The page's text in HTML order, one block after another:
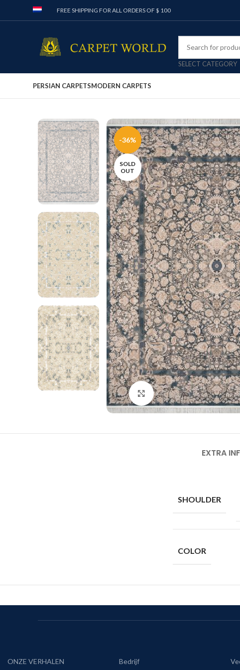
FREE SHIPPING FOR ALL ORDERS OF $ 100
SELECT CATEGORY
PERSIAN CARPETSMODERN CARPETS
-36%
SOLD
OUT
Click to enlarge
EXTRA
SHOULDER
COLOR
ONZE VERHALEN Bedrijf